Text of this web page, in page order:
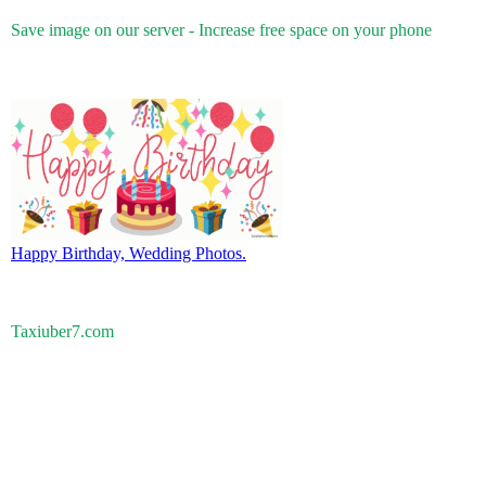
Save image on our server - Increase free space on your phone
Happy Birthday, Wedding Photos.
Taxiuber7.com